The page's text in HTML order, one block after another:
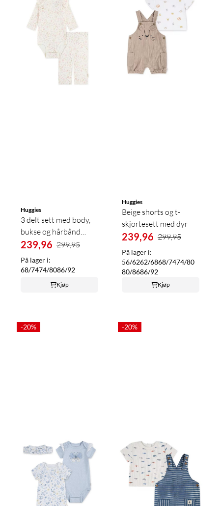
Huggies
3 delt sett med body,
bukse og hårbånd
m/blomster
239,96 299,95
På lager i:
68/7474/8086/92
Kjøp
Huggies
Beige shorts og t-
skjortesett med dyr
239,96 299,95
På lager i:
56/6262/6868/7474/80
80/8686/92
Kjøp
-20% -20%